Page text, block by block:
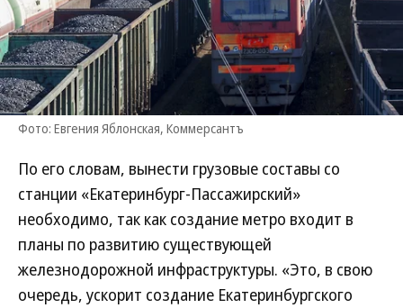
Фото: Евгения Яблонская, Коммерсантъ
По его словам, вынести грузовые составы со
станции «Екатеринбург-Пассажирский»
необходимо, так как создание метро входит в
планы по развитию существующей
железнодорожной инфраструктуры. «Это, в свою
очередь, ускорит создание Екатеринбургского